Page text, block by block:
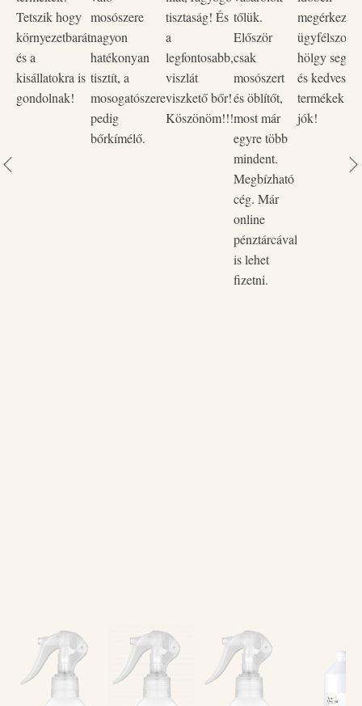
válthat ki.
Tetszik hogy
környezetbarát
és a
kisállatokra is
gondolnak!
mosószere
nagyon
hatékonyan
tisztít, a
mosogatószere
pedig
bőrkímélő.
tisztaság! És
a
legfontosabb,
viszlát
viszkető bőr!
Köszönöm!!!
tőlük.
Először
csak
mosószert
és öblítőt,
most már
egyre több
mindent.
Megbízható
cég. Már
online
pénztárcával
is lehet
fizetni.
hölgy
és kedves
termékek
jók!